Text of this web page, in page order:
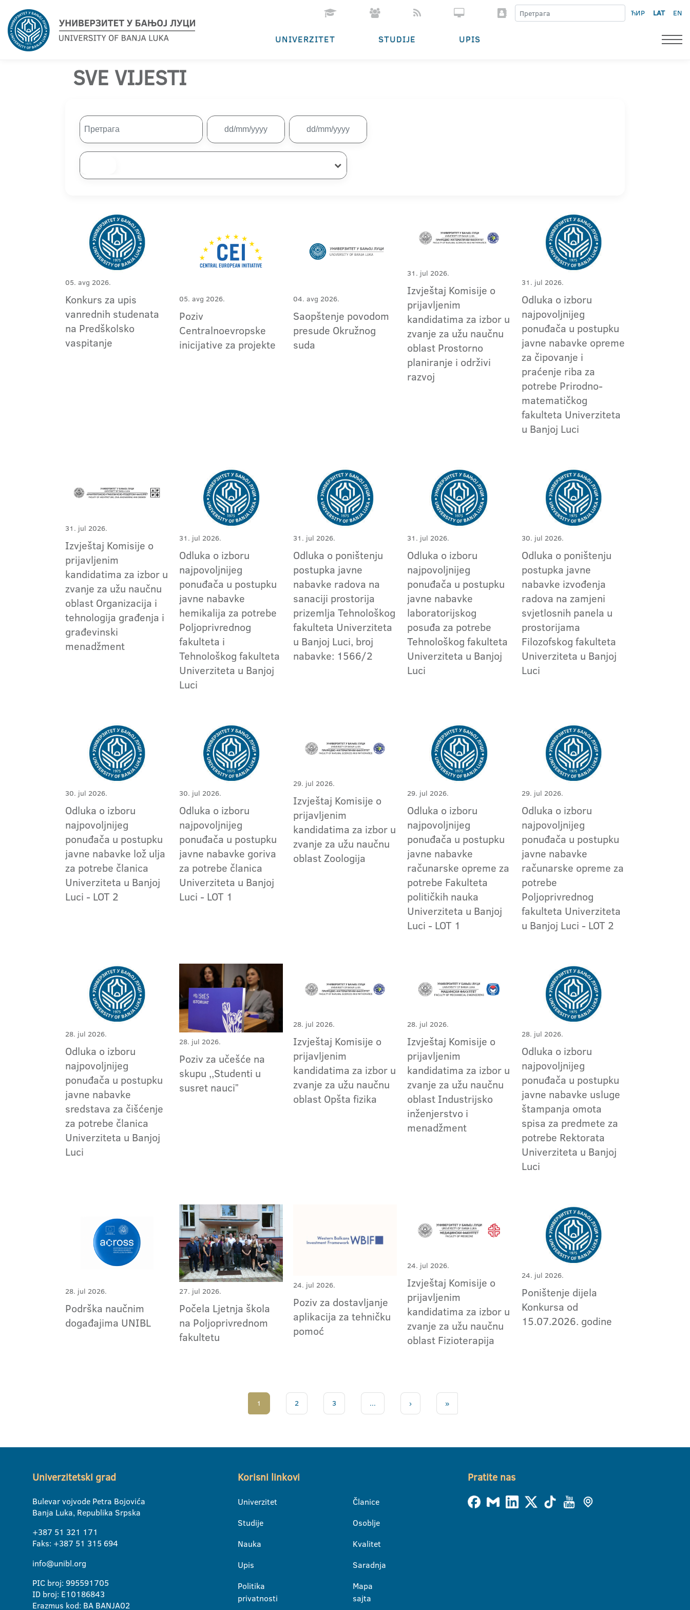
ЋИР LAT EN
UNIVERZITET STUDIJE UPIS
SVE VIJESTI
05. avg 2026.
Konkurs za upis
vanrednih studenata
na Predškolsko
vaspitanje
05. avg 2026.
Poziv
Centralnoevropske
inicijative za projekte
04. avg 2026.
Saopštenje povodom
presude Okružnog
suda
31. jul 2026.
Izvještaj Komisije o
prijavljenim
kandidatima za izbor u
zvanje za užu naučnu
oblast Prostorno
planiranje i održivi
razvoj
31. jul 2026.
Odluka o izboru
najpovoljnijeg
ponuđača u postupku
javne nabavke opreme
za čipovanje i
praćenje riba za
potrebe Prirodno-
matematičkog
fakulteta Univerziteta
u Banjoj Luci
31. jul 2026.
Izvještaj Komisije o
prijavljenim
kandidatima za izbor u
zvanje za užu naučnu
oblast Organizacija i
tehnologija građenja i
građevinski
menadžment
31. jul 2026.
Odluka o izboru
najpovoljnijeg
ponuđača u postupku
javne nabavke
hemikalija za potrebe
Poljoprivrednog
fakulteta i
Tehnološkog fakulteta
Univerziteta u Banjoj
Luci
31. jul 2026.
Odluka o poništenju
postupka javne
nabavke radova na
sanaciji prostorija
prizemlja Tehnološkog
fakulteta Univerziteta
u Banjoj Luci, broj
nabavke: 1566/2
31. jul 2026.
Odluka o izboru
najpovoljnijeg
ponuđača u postupku
javne nabavke
laboratorijskog
posuđa za potrebe
Tehnološkog fakulteta
Univerziteta u Banjoj
Luci
30. jul 2026.
Odluka o poništenju
postupka javne
nabavke izvođenja
radova na zamjeni
svjetlosnih panela u
prostorijama
Filozofskog fakulteta
Univerziteta u Banjoj
Luci
30. jul 2026.
Odluka o izboru
najpovoljnijeg
ponuđača u postupku
javne nabavke lož ulja
za potrebe članica
Univerziteta u Banjoj
Luci - LOT 2
30. jul 2026.
Odluka o izboru
najpovoljnijeg
ponuđača u postupku
javne nabavke goriva
za potrebe članica
Univerziteta u Banjoj
Luci - LOT 1
29. jul 2026.
Izvještaj Komisije o
prijavljenim
kandidatima za izbor u
zvanje za užu naučnu
oblast Zoologija
29. jul 2026.
Odluka o izboru
najpovoljnijeg
ponuđača u postupku
javne nabavke
računarske opreme za
potrebe Fakulteta
političkih nauka
Univerziteta u Banjoj
Luci - LOT 1
29. jul 2026.
Odluka o izboru
najpovoljnijeg
ponuđača u postupku
javne nabavke
računarske opreme za
potrebe
Poljoprivrednog
fakulteta Univerziteta
u Banjoj Luci - LOT 2
28. jul 2026.
Odluka o izboru
najpovoljnijeg
ponuđača u postupku
javne nabavke
sredstava za čišćenje
za potrebe članica
Univerziteta u Banjoj
Luci
28. jul 2026.
Poziv za učešće na
skupu ,,Studenti u
susret nauciˮ
28. jul 2026.
Izvještaj Komisije o
prijavljenim
kandidatima za izbor u
zvanje za užu naučnu
oblast Opšta fizika
28. jul 2026.
Izvještaj Komisije o
prijavljenim
kandidatima za izbor u
zvanje za užu naučnu
oblast Industrijsko
inženjerstvo i
menadžment
28. jul 2026.
Odluka o izboru
najpovoljnijeg
ponuđača u postupku
javne nabavke usluge
štampanja omota
spisa za predmete za
potrebe Rektorata
Univerziteta u Banjoj
Luci
28. jul 2026.
Podrška naučnim
događajima UNIBL
27. jul 2026.
Počela Ljetnja škola
na Poljoprivrednom
fakultetu
24. jul 2026.
Poziv za dostavljanje
aplikacija za tehničku
pomoć
24. jul 2026.
Izvještaj Komisije o
prijavljenim
kandidatima za izbor u
zvanje za užu naučnu
oblast Fizioterapija
24. jul 2026.
Poništenje dijela
Konkursa od
15.07.2026. godine
1 2 3 ... › »
Univerzitetski grad
Bulevar vojvode Petra Bojovića
Banja Luka, Republika Srpska
+387 51 321 171
Faks: +387 51 315 694
info@unibl.org
PIC broj: 995591705
ID broj: E10186843
Erazmus kod: BA BANJA02
Korisni linkovi
Univerzitet
Studije
Nauka
Upis
Politika
privatnosti
Članice
Osoblje
Kvalitet
Saradnja
Mapa
sajta
Pratite nas